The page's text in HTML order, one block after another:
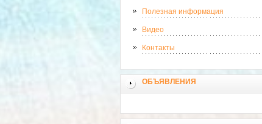
Полезная информация
Видео
Контакты
ОБЪЯВЛЕНИЯ